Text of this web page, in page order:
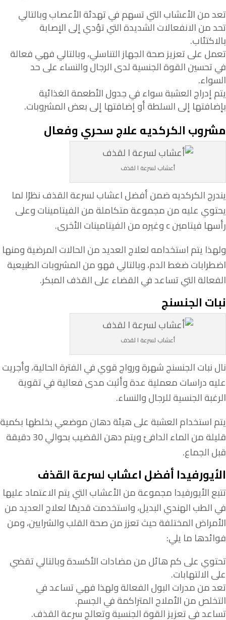
تعد من الأعشاب التي تسهم في تهدئة الأعصاب وبالتالي
تحد من الانفعالات الشديدة التي تؤدي إلى الإصابة
بالاكتئاب.
تعمل على تعزيز صحة الجهاز التناسلي، وبالتالي فهي فعالة
في تحسين القوة الجنسية لدى الرجال والنساء على حد
السواء.
يتم إدراج العشبة سواء في جدول الأطعمة الغذائية
بإضافتها إلى السلطة أو إضافتها إلى بعض المشروبات.
مشروب الكركديه علاج سحري وفعال
أعشاب لسرعة ا لقذف
يندرج الكركديه ضمن أفضل اعشاب لسرعة القذف نظرًا لما
يحتوي عليه من مجموعة متكاملة من الفيتامينات وعلى
رأسها فيتامين c وغيره من الفيتامينات الأخرى.
ولهذا يتم استخدامه لعلاج العديد من الحالات المرضية ومنها
اضطرابات ضغط الدم، وبالتالي فهو من المشروبات الطبيعية
الفعالة التي تساعد في القضاء على القذف المبكر.
نبات الجنسنج
أعشاب لسرعة ا لقذف
نال نبات الجنسنج شهرة ورواج قوي في الفترة الحالية، وأجريت
عليه دراسات معملية عدة وأثبت مدى فعالية في تقوية
الرغبة الجنسية للرجال والنساء.
يتم استخدام العشبة على هيئة دهان موضعي بخلطها بكمية
قليلة من الماء الدافئ ويتم دهن القضيب بحوالي 30 دقيقة
قبل الجماع.
الأيورفيدا أفضل اعشاب لسرعة القذف
تتبع الأيورفيدا مجموعة من الأعشاب التي يتم الاعتماد عليها
في الطب الهندي البديل، واستخدمت قديمًا لعلاج العديد من
الأمراض المختلفة حيث تعزز من صحة القلب والشرايين، ومن
فوائدها ما يلي:
تحتوي على كم هائل من مضادات الأكسدة وبالتالي تقضي
على الالتهابات.
تعد من مدرات البول الفعالة ولهذا فهي تساعد في
التخلص من الأملاح المتراكمة في الجسم.
تساعد في تعزيز القوة الجنسية وتعالج سرعة القذف.